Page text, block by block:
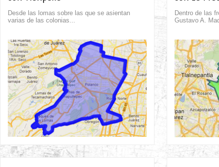
Desde las lomas sobre las que se asientan
varias de las colonias...
Dentro de las
Gustavo A.
0
Comment